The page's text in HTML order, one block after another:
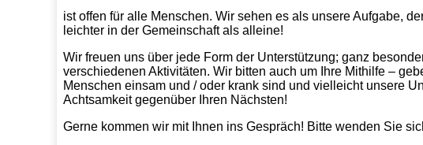
ist offen für alle Menschen. Wir sehen es als unsere Aufgabe,
leichter in der Gemeinschaft als alleine!
Wir freuen uns über jede Form der Unterstützung; ganz
verschiedenen Aktivitäten. Wir bitten auch um Ihre Mithilfe –
Menschen einsam und / oder krank sind und vielleicht unsere
Achtsamkeit gegenüber Ihren Nächsten!
Gerne kommen wir mit Ihnen ins Gespräch! Bitte wenden Sie